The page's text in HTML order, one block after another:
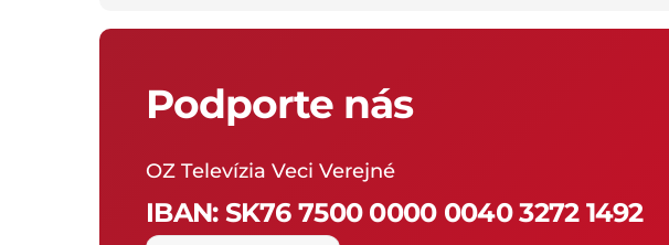
Podporte nás
OZ Televízia Veci Verejné
IBAN: SK76 7500 0000 0040 3272 1492